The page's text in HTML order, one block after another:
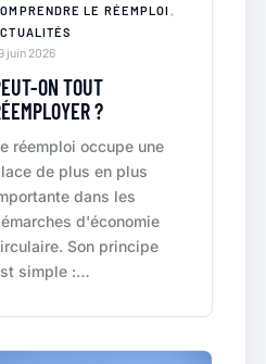
LE RÉEMPLOI ,
juin 2026
ON TOUT
?
réemploi occupe une
de plus en plus
dans les
d'économie
Son principe
simple :…